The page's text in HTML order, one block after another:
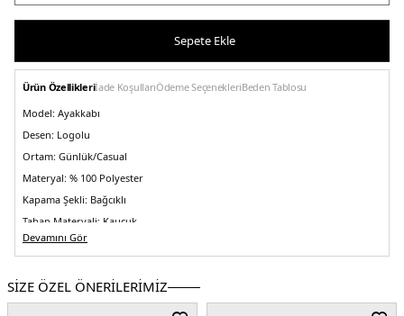
Sepete Ekle
Ürün Özellikleriİade KoşullarıÖdeme SeçenekleriBeden Tablosu
Model: Ayakkabı
Desen: Logolu
Ortam: Günlük/Casual
Materyal: % 100 Polyester
Kapama Şekli: Bağcıklı
Taban Materyali: Kauçuk
Burun Tipi:Yuvarlak Burun
Topuk Tipi:Düz
Yaş Grubu:Yetişkin
Devamını Gör
SİZE ÖZEL ÖNERİLERİMİZ